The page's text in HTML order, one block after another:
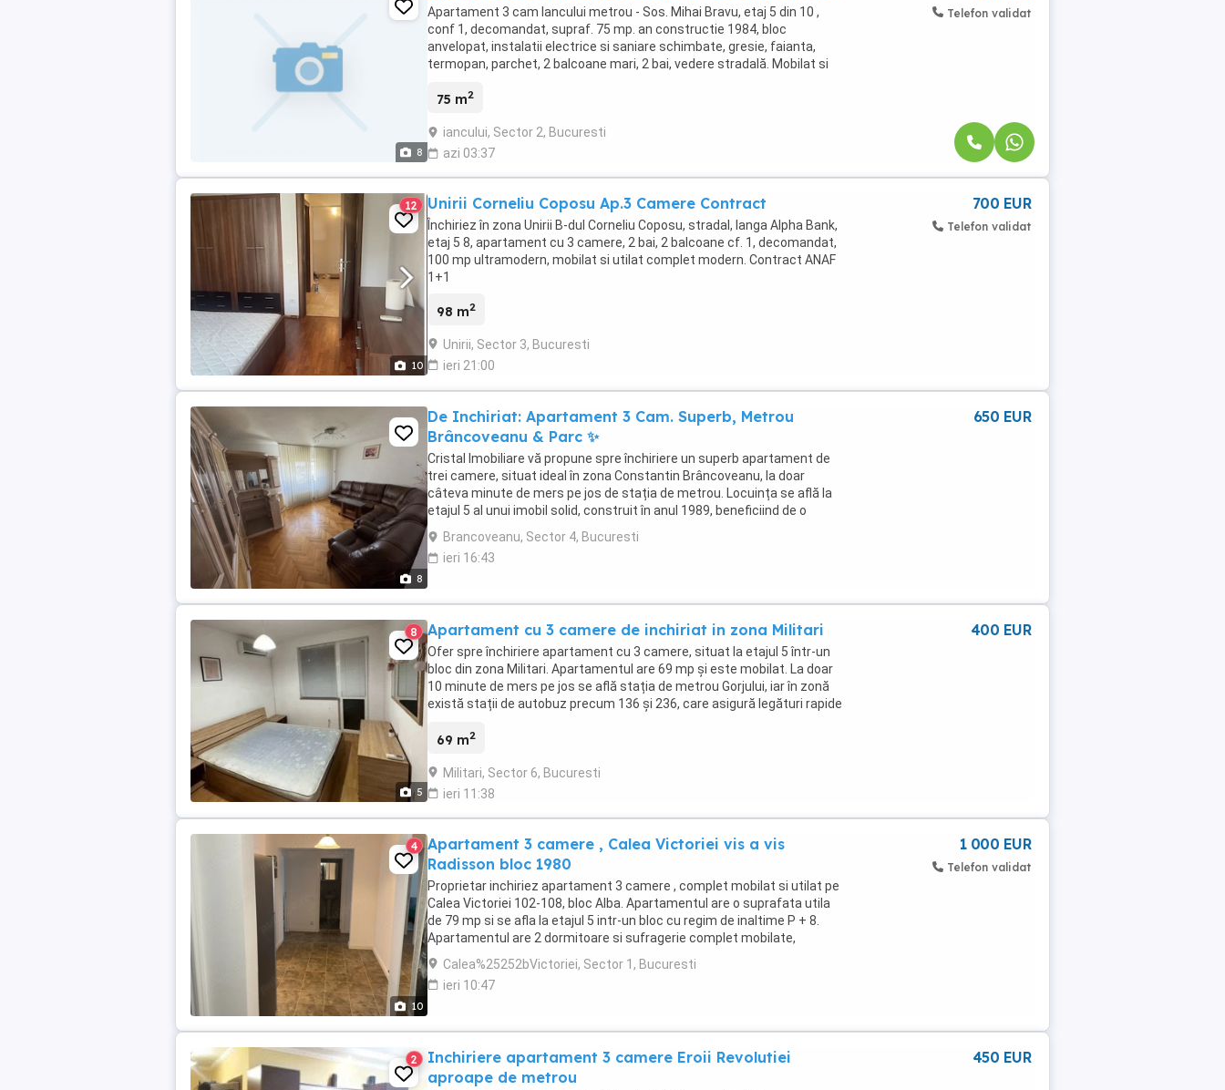
8
Apartament 3 cam Iancului metrou - Sos. Mihai Bravu, etaj 5 din 10 ,
conf 1, decomandat, supraf. 75 mp. an constructie 1984, bloc
anvelopat, instalatii electrice si saniare schimbate, gresie, faianta,
termopan, parchet, 2 balcoane mari, 2 bai, vedere stradală. Mobilat si
75 m2
iancului, Sector 2, Bucuresti
azi 03:37
Telefon validat
10
12 Unirii Corneliu Coposu Ap.3 Camere Contract
Închiriez în zona Unirii B-dul Corneliu Coposu, stradal, langa Alpha Bank,
etaj 5 8, apartament cu 3 camere, 2 bai, 2 balcoane cf. 1, decomandat,
100 mp ultramodern, mobilat si utilat complet modern. Contract ANAF
1+1
98 m2
Unirii, Sector 3, Bucuresti
ieri 21:00
700 EUR
Telefon validat
8
De Inchiriat: Apartament 3 Cam. Superb, Metrou
Brâncoveanu & Parc ✨
Cristal Imobiliare vă propune spre închiriere un superb apartament de
trei camere, situat ideal în zona Constantin Brâncoveanu, la doar
câteva minute de mers pe jos de stația de metrou. Locuința se află la
etajul 5 al unui imobil solid, construit în anul 1989, beneficiind de o
frumoasă vedere spre ...
Brancoveanu, Sector 4, Bucuresti
ieri 16:43
650 EUR
5
8 Apartament cu 3 camere de inchiriat in zona Militari
Ofer spre închiriere apartament cu 3 camere, situat la etajul 5 într-un
bloc din zona Militari. Apartamentul are 69 mp și este mobilat. La doar
10 minute de mers pe jos se află stația de metrou Gorjului, iar în zonă
există stații de autobuz precum 136 și 236, care asigură legături rapide
69 m2
Militari, Sector 6, Bucuresti
ieri 11:38
400 EUR
10
4
Apartament 3 camere , Calea Victoriei vis a vis
Radisson bloc 1980
Proprietar inchiriez apartament 3 camere , complet mobilat si utilat pe
Calea Victoriei 102-108, bloc Alba. Apartamentul are o suprafata utila
de 79 mp si se afla la etajul 5 intr-un bloc cu regim de inaltime P + 8.
Apartamentul are 2 dormitoare si sufragerie complet mobilate,
bucatarie spatioasa mobilata ...
Calea%25252bVictoriei, Sector 1, Bucuresti
ieri 10:47
1 000 EUR
Telefon validat
2
Inchiriere apartament 3 camere Eroii Revolutiei
aproape de metrou
450 EUR